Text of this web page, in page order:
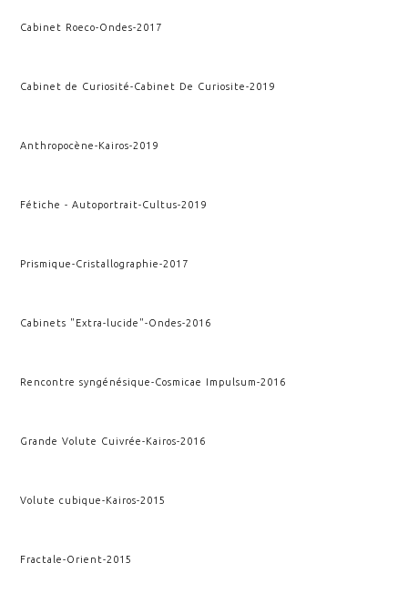
Cabinet Roeco-Ondes-2017
Cabinet de Curiosité-Cabinet De Curiosite-2019
Anthropocène-Kairos-2019
Fétiche - Autoportrait-Cultus-2019
Prismique-Cristallographie-2017
Cabinets "Extra-lucide"-Ondes-2016
Rencontre syngénésique-Cosmicae Impulsum-2016
Grande Volute Cuivrée-Kairos-2016
Volute cubique-Kairos-2015
Fractale-Orient-2015